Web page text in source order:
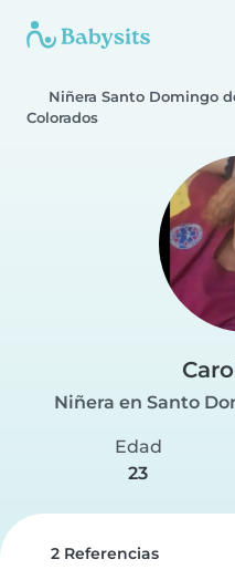
Niñera Santo Domingo
Colorados
Niñera en Santo
Edad
23
2 Referencias